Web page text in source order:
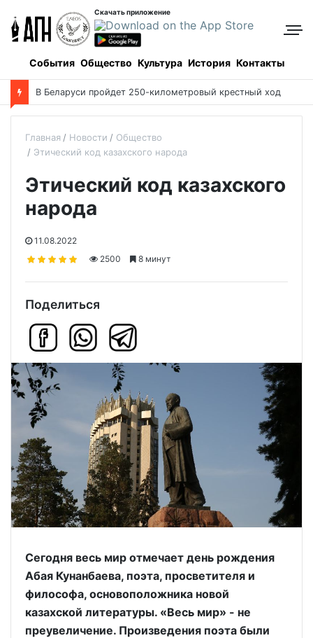
Скачать приложение
События Общество Культура История Контакты
Главная Новости
Общество
Этический код казахского народа
Этический код казахского
народа
11.08.2022
2500
8 минут
Поделиться
Сегодня весь мир отмечает день рождения
Абая Кунанбаева, поэта, просветителя и
философа, основоположника новой
казахской литературы. «Весь мир» - не
преувеличение. Произведения поэта были